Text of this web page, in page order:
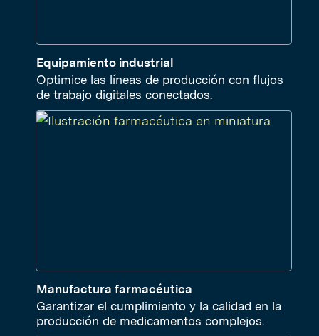
Equipamiento industrial
Optimice las líneas de producción con flujos
de trabajo digitales conectados.
Manufactura farmacéutica
Garantizar el cumplimiento y la calidad en la
producción de medicamentos complejos.